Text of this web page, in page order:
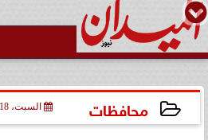
محافظات السبت، 18 أبريل 2026